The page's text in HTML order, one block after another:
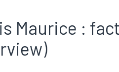
Maurice :